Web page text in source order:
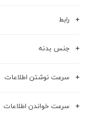
رابط
جنس بدنه
سرعت نوشتن اطلاعات
سرعت خواندن اطلاعات